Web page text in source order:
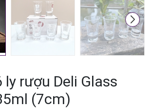
ly rượu Deli Glass
(7cm)